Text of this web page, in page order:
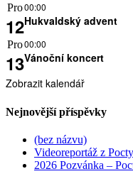
Pro
12
00:00
Hukvaldský advent
Pro
13
00:00
Vánoční koncert
Zobrazit kalendář
Nejnovější příspěvky
(bez názvu)
Videoreportáž z
2026 Pozvánka –